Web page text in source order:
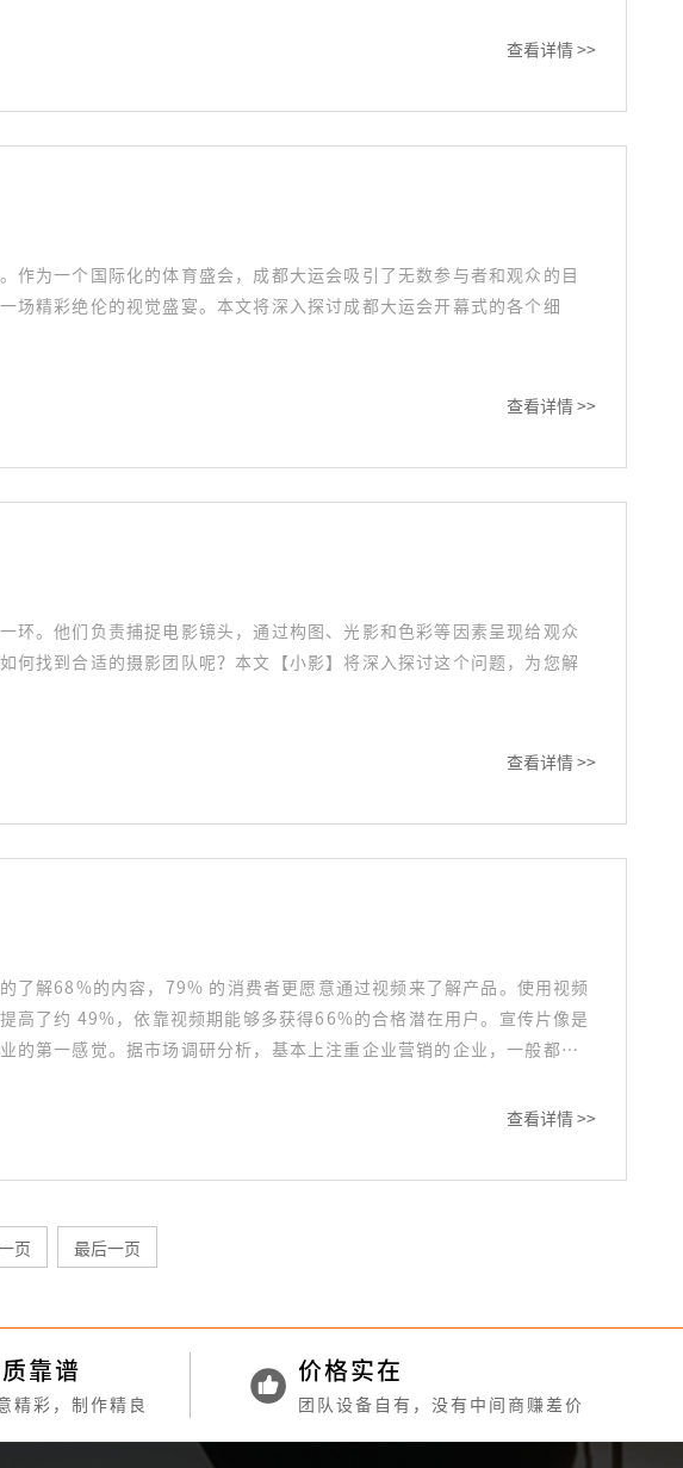
查看详情 >>
作为一个国际化的体育盛会，成都大运会吸引了无数参与者和观众的目
场精彩绝伦的视觉盛宴。本文将深入探讨成都大运会开幕式的各个细
查看详情 >>
环。他们负责捕捉电影镜头，通过构图、光影和色彩等因素呈现给观众
何找到合适的摄影团队呢？本文【小影】将深入探讨这个问题，为您解
查看详情 >>
了解68%的内容，79% 的消费者更愿意通过视频来了解产品。使用视频
高了约 49%，依靠视频期能够多获得66%的合格潜在用户。宣传片像是
的第一感觉。据市场调研分析，基本上注重企业营销的企业，一般都会
查看详情 >>
页 最后一页
靠谱
精彩，制作精良
价格实在
团队设备自有，没有中间商赚差价